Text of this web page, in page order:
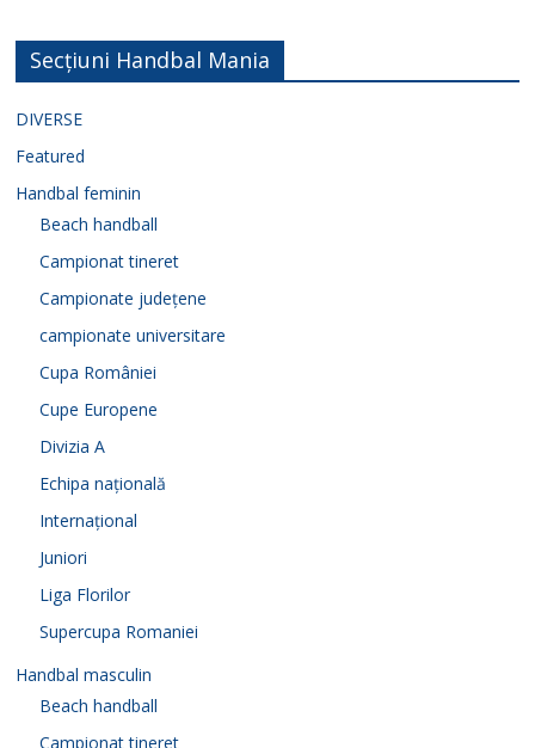
V
Secțiuni Handbal Mania
DIVERSE
Featured
Handbal feminin
Beach handball
Campionat tineret
Campionate județene
campionate universitare
Cupa României
Cupe Europene
Divizia A
Echipa națională
Internațional
Juniori
Liga Florilor
Supercupa Romaniei
Handbal masculin
Beach handball
Campionat tineret